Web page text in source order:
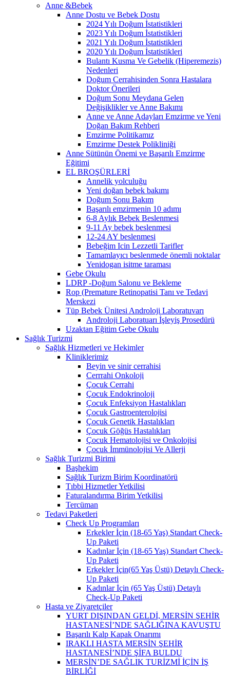
Anne &Bebek
Anne Dostu ve Bebek Dostu
2024 Yılı Doğum İstatistikleri
2023 Yılı Doğum İstatistikleri
2021 Yılı Doğum İstatistikleri
2020 Yılı Doğum İstatistikleri
Bulantı Kusma Ve Gebelik (Hiperemezis)
Nedenleri
Doğum Cerrahisinden Sonra Hastalara
Doktor Önerileri
Doğum Sonu Meydana Gelen
Değişiklikler ve Anne Bakımı
Anne ve Anne Adayları Emzirme ve Yeni
Doğan Bakım Rehberi
Emzirme Politikamız
Emzirme Destek Polikliniği
Anne Sütünün Önemi ve Başarılı Emzirme
Eğitimi
EL BROŞÜRLERİ
Annelik yolculuğu
Yeni doğan bebek bakımı
Doğum Sonu Bakım
Başarılı emzirmenin 10 adımı
6-8 Aylık Bebek Beslenmesi
9-11 Ay bebek beslenmesi
12-24 AY beslenmesi
Bebeğim Icin Lezzetli Tarifler
Tamamlayıcı beslenmede önemli noktalar
Yenidogan isitme taraması
Gebe Okulu
LDRP -Doğum Salonu ve Bekleme
Rop (Premature Retinopatisi Tanı ve Tedavi
Merskezi
Tüp Bebek Ünitesi Androloji Laboratuvarı
Androloji Laboratuarı İşleyiş Prosedürü
Uzaktan Eğitim Gebe Okulu
Sağlık Turizmi
Sağlık Hizmetleri ve Hekimler
Kliniklerimiz
Beyin ve sinir cerrahisi
Cerrrahi Onkoloji
Çocuk Cerrahi
Çocuk Endokrinoloji
Çocuk Enfeksiyon Hastalıkları
Çocuk Gastroenterolojisi
Çocuk Genetik Hastalıkları
Çocuk Göğüs Hastalıkları
Çocuk Hematolojisi ve Onkolojisi
Çocuk İmmünolojisi Ve Allerji
Sağlık Turizmi Birimi
Başhekim
Sağlık Turizm Birim Koordinatörü
Tıbbi Hizmetler Yetkilisi
Faturalandırma Birim Yetkilisi
Tercüman
Tedavi Paketleri
Check Up Programları
Erkekler İçin (18-65 Yaş) Standart Check-
Up Paketi
Kadınlar İçin (18-65 Yaş) Standart Check-
Up Paketi
Erkekler İçin(65 Yaş Üstü) Detaylı Check-
Up Paketi
Kadınlar İçin (65 Yaş Üstü) Detaylı
Check-Up Paketi
Hasta ve Ziyaretçiler
YURT DIŞINDAN GELDİ, MERSİN ŞEHİR
HASTANESİ’NDE SAĞLIĞINA KAVUŞTU
Başarılı Kalp Kapak Onarımı
IRAKLI HASTA MERSİN ŞEHİR
HASTANESİ’NDE ŞİFA BULDU
MERSİN’DE SAĞLIK TURİZMİ İÇİN İŞ
BİRLİĞİ